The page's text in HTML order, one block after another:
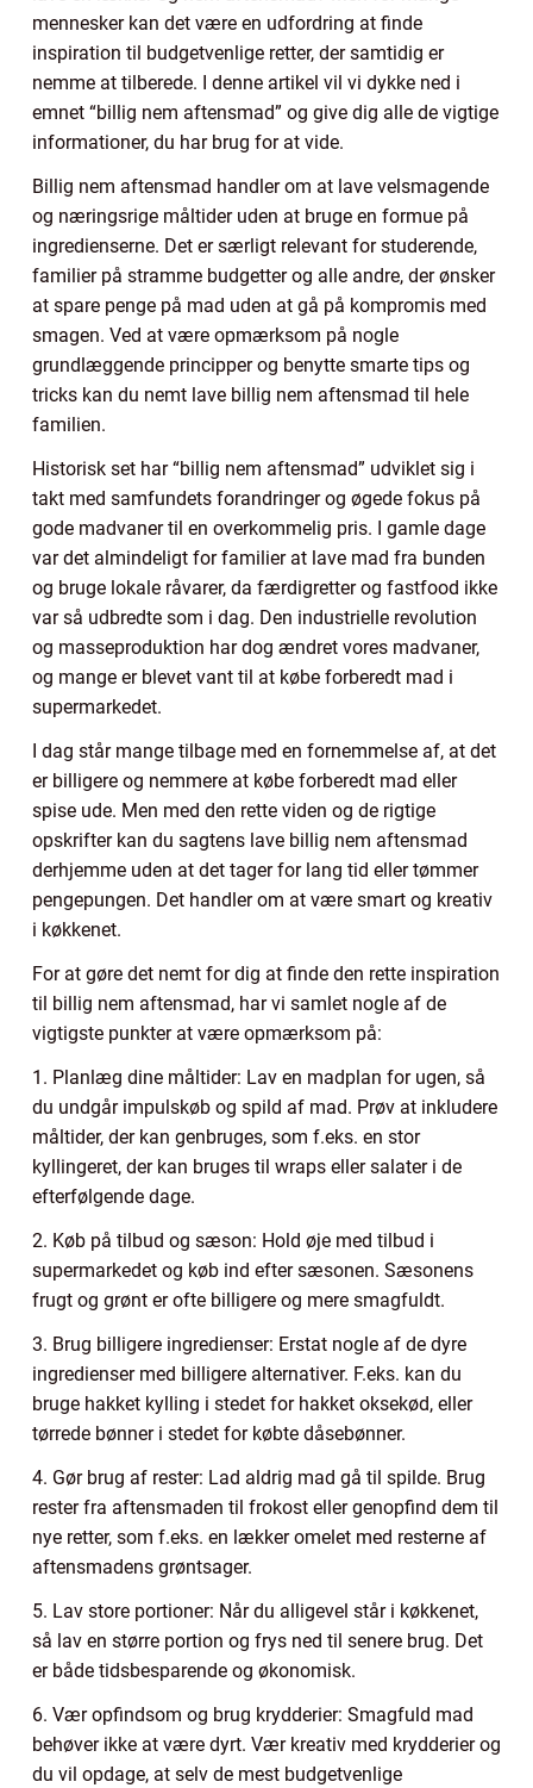
mennesker kan det være en udfordring at finde
inspiration til budgetvenlige retter, der samtidig er
nemme at tilberede. I denne artikel vil vi dykke ned i
emnet “billig nem aftensmad” og give dig alle de vigtige
informationer, du har brug for at vide.
Billig nem aftensmad handler om at lave velsmagende
og næringsrige måltider uden at bruge en formue på
ingredienserne. Det er særligt relevant for studerende,
familier på stramme budgetter og alle andre, der ønsker
at spare penge på mad uden at gå på kompromis med
smagen. Ved at være opmærksom på nogle
grundlæggende principper og benytte smarte tips og
tricks kan du nemt lave billig nem aftensmad til hele
familien.
Historisk set har “billig nem aftensmad” udviklet sig i
takt med samfundets forandringer og øgede fokus på
gode madvaner til en overkommelig pris. I gamle dage
var det almindeligt for familier at lave mad fra bunden
og bruge lokale råvarer, da færdigretter og fastfood ikke
var så udbredte som i dag. Den industrielle revolution
og masseproduktion har dog ændret vores madvaner,
og mange er blevet vant til at købe forberedt mad i
supermarkedet.
I dag står mange tilbage med en fornemmelse af, at det
er billigere og nemmere at købe forberedt mad eller
spise ude. Men med den rette viden og de rigtige
opskrifter kan du sagtens lave billig nem aftensmad
derhjemme uden at det tager for lang tid eller tømmer
pengepungen. Det handler om at være smart og kreativ
i køkkenet.
For at gøre det nemt for dig at finde den rette inspiration
til billig nem aftensmad, har vi samlet nogle af de
vigtigste punkter at være opmærksom på:
1. Planlæg dine måltider: Lav en madplan for ugen, så
du undgår impulskøb og spild af mad. Prøv at inkludere
måltider, der kan genbruges, som f.eks. en stor
kyllingeret, der kan bruges til wraps eller salater i de
efterfølgende dage.
2. Køb på tilbud og sæson: Hold øje med tilbud i
supermarkedet og køb ind efter sæsonen. Sæsonens
frugt og grønt er ofte billigere og mere smagfuldt.
3. Brug billigere ingredienser: Erstat nogle af de dyre
ingredienser med billigere alternativer. F.eks. kan du
bruge hakket kylling i stedet for hakket oksekød, eller
tørrede bønner i stedet for købte dåsebønner.
4. Gør brug af rester: Lad aldrig mad gå til spilde. Brug
rester fra aftensmaden til frokost eller genopfind dem til
nye retter, som f.eks. en lækker omelet med resterne af
aftensmadens grøntsager.
5. Lav store portioner: Når du alligevel står i køkkenet,
så lav en større portion og frys ned til senere brug. Det
er både tidsbesparende og økonomisk.
6. Vær opfindsom og brug krydderier: Smagfuld mad
behøver ikke at være dyrt. Vær kreativ med krydderier og
du vil opdage, at selv de mest budgetvenlige